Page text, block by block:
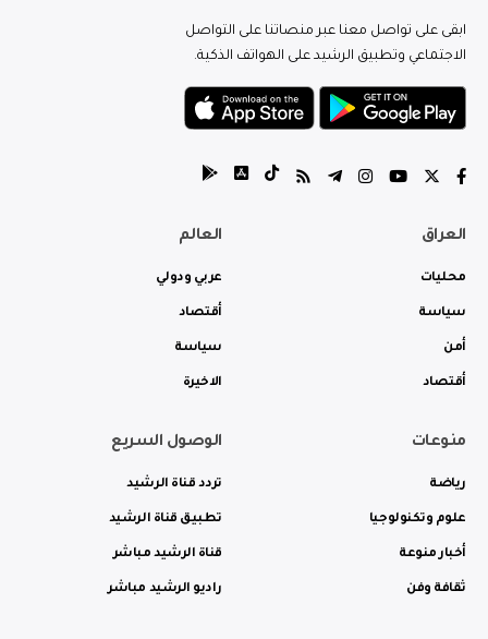
ابقى على تواصل معنا عبر منصاتنا على التواصل
الاجتماعي وتطبيق الرشيد على الهواتف الذكية.
العراق
محليات
سياسة
أمن
أقتصاد
العالم
عربي ودولي
أقتصاد
سياسة
الاخيرة
منوعات
رياضة
علوم وتكنولوجيا
أخبار منوعة
ثقافة وفن
الوصول السريع
تردد قناة الرشيد
تطبيق قناة الرشيد
قناة الرشيد مباشر
راديو الرشيد مباشر